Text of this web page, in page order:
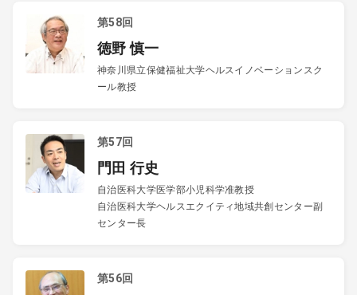
第58回
徳野 慎一
神奈川県立保健福祉大学ヘルスイノベーションスク
ール教授
第57回
門田 行史
自治医科大学医学部小児科学准教授
自治医科大学ヘルスエクイティ地域共創センター副
センター長
第56回